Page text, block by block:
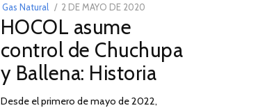
Gas Natural
POSTED
ON
2 DE MAYO DE 2020
DE
2026
HOCOL asume
control de Chuchupa
y Ballena: Historia
Desde el primero de mayo de 2022,